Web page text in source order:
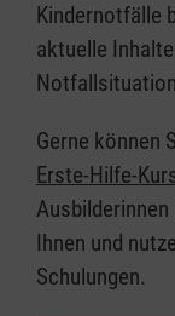
Kindernotfälle
aktuelle
Gerne können
Erste-Hilfe-
Ihnen und
Schulungen.